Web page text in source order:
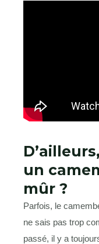
un
mûr ?
Parfois, le
ne sais pas trop
passé, il y a